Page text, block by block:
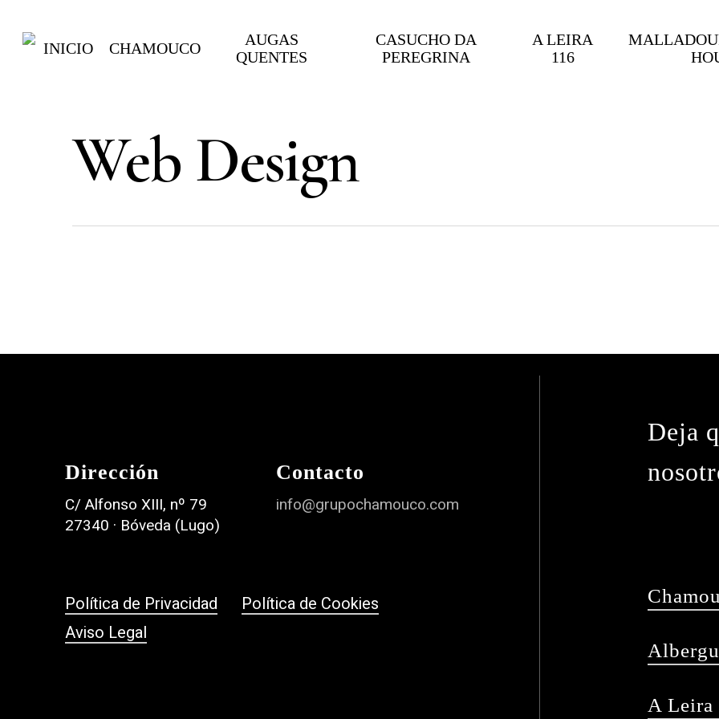
main
INICIO CHAMOUCO
AUGAS
QUENTES
CASUCHO DA
PEREGRINA
A LEIRA
116
Web Design
Dirección
C/ Alfonso XIII, nº 79
27340 · Bóveda (Lugo)
Contacto
info@grupochamouco.com
Política de Privacidad
Política de Cookies
Aviso Legal
Deja
A Leira